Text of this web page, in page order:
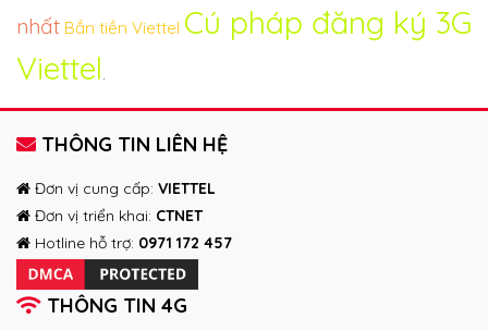
nhất Bắn tiền Viettel Cú pháp đăng ký 3G
Viettel.
THÔNG TIN LIÊN HỆ
Đơn vị cung cấp: VIETTEL
Đơn vị triển khai: CTNET
Hotline hỗ trợ: 0971 172 457
THÔNG TIN 4G